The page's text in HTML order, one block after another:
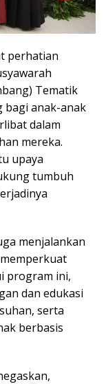
perhatian
Tematik
bagi anak-anak
dalam
mereka.
upaya
tumbuh
menjalankan
program ini,
dan edukasi
serta
berbasis